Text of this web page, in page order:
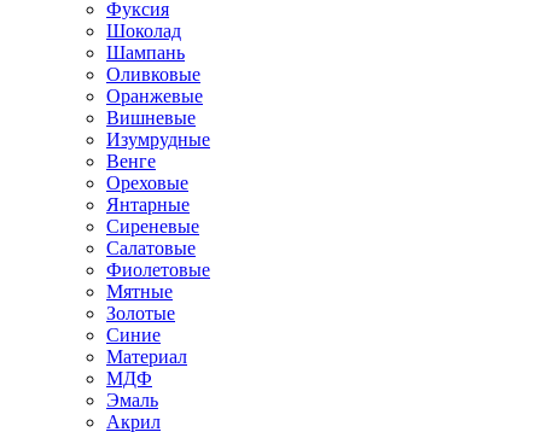
Фуксия
Шоколад
Шампань
Оливковые
Оранжевые
Вишневые
Изумрудные
Венге
Ореховые
Янтарные
Сиреневые
Салатовые
Фиолетовые
Мятные
Золотые
Синие
Материал
МДФ
Эмаль
Акрил